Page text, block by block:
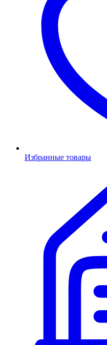
Избранные товары